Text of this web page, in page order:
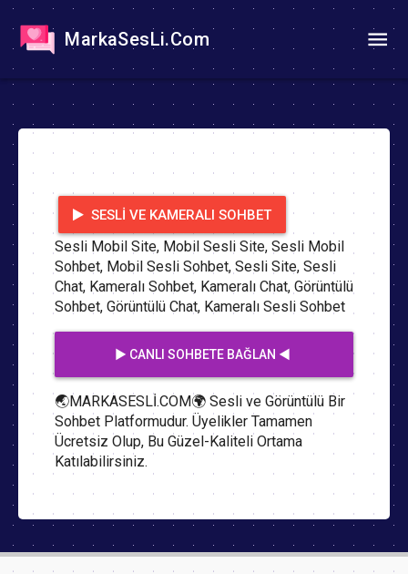
MarkaSesLi.Com
SESLI VE KAMERALI SOHBET
Sesli Mobil Site, Mobil Sesli Site, Sesli Mobil
Sohbet, Mobil Sesli Sohbet, Sesli Site, Sesli
Chat, Kameralı Sohbet, Kameralı Chat, Görüntülü
Sohbet, Görüntülü Chat, Kameralı Sesli Sohbet
▶️ CANLI SOHBETE BAĞLAN ◀️
🌏MARKASESLİ.COM🌍 Sesli ve Görüntülü Bir
Sohbet Platformudur. Üyelikler Tamamen
Ücretsiz Olup, Bu Güzel-Kaliteli Ortama
Katılabilirsiniz.